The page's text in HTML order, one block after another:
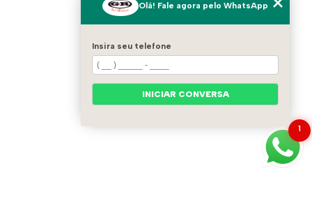
1
Olá! Fale agora pelo WhatsApp
Insira seu telefone
INICIAR CONVERSA